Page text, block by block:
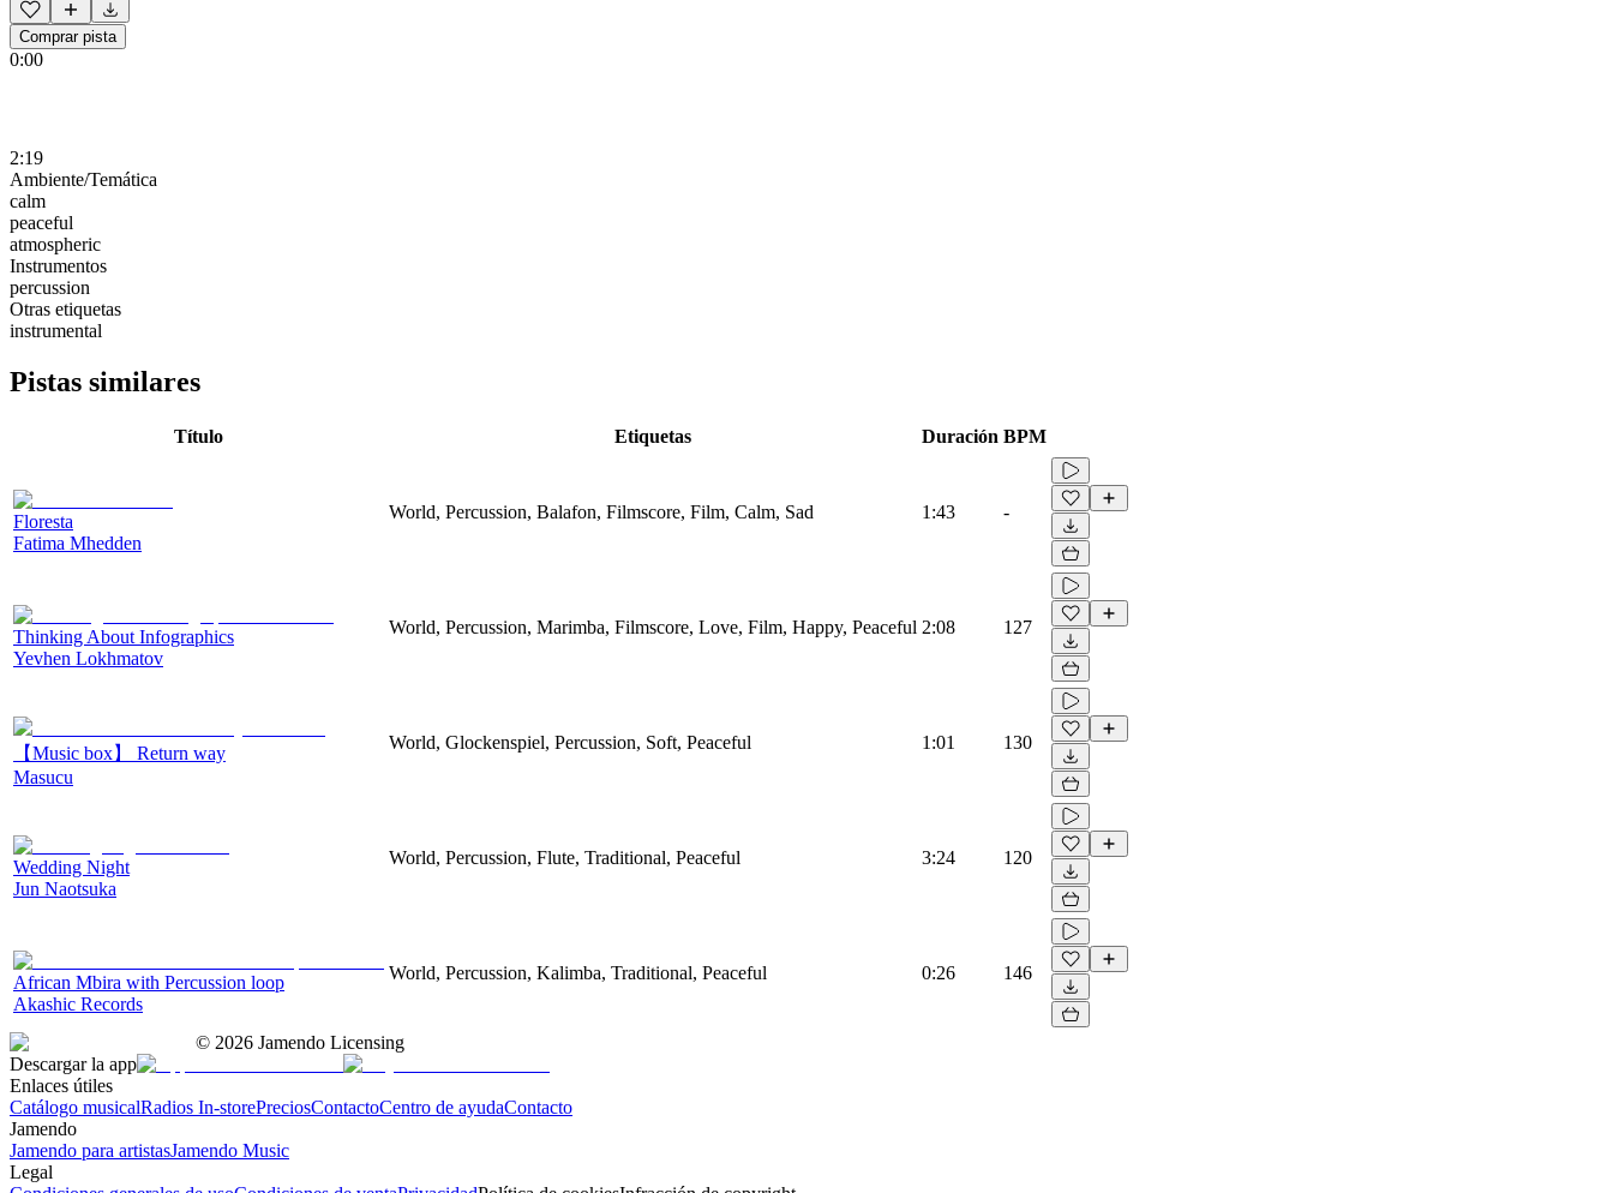
Comprar pista
0:00
2:19
Ambiente/Temática
calm
peaceful
atmospheric
Instrumentos
percussion
Otras etiquetas
instrumental
Pistas similares
Título Etiquetas Duración BPM
Floresta
Fatima Mhedden
World, Percussion, Balafon, Filmscore, Film, Calm, Sad 1:43 -
Thinking About Infographics
Yevhen Lokhmatov
World, Percussion, Marimba, Filmscore, Love, Film, Happy, Peaceful 2:08 127
【Music box】 Return way
Masucu
World, Glockenspiel, Percussion, Soft, Peaceful 1:01 130
Wedding Night
Jun Naotsuka
World, Percussion, Flute, Traditional, Peaceful 3:24 120
African Mbira with Percussion loop
Akashic Records
World, Percussion, Kalimba, Traditional, Peaceful 0:26 146
© 2026 Jamendo Licensing
Descargar la app
Enlaces útiles
Catálogo musicalRadios In-storePreciosContactoCentro de ayudaContacto
Jamendo
Jamendo para artistasJamendo Music
Legal